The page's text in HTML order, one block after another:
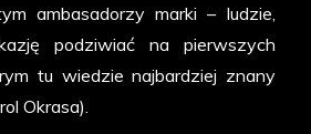
ambasadorzy marki – ludzie,
podziwiać na pierwszych
tu wiedzie najbardziej znany
Okrasa).